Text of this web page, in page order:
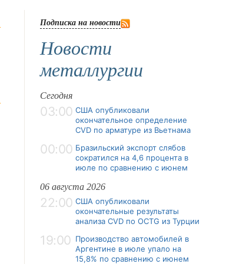
Подписка на новости
Новости
металлургии
Сегодня
03:00 США опубликовали
окончательное определение
CVD по арматуре из Вьетнама
00:00 Бразильский экспорт слябов
сократился на 4,6 процента в
июле по сравнению с июнем
06 августа 2026
22:00 США опубликовали
окончательные результаты
анализа CVD по OCTG из Турции
19:00 Производство автомобилей в
Аргентине в июле упало на
15,8% по сравнению с июнем